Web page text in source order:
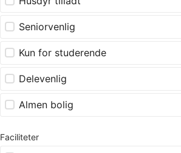
Seniorvenlig
Kun for studerende
Delevenlig
Almen bolig
Faciliteter